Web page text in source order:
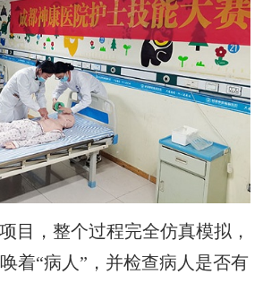
目，整个过程完全仿真模拟，
着“病人”，并检查病人是否有